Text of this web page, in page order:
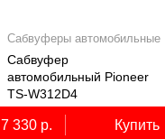
Сабвуферы автомобильные
Сабвуфер
автомобильный Pioneer
TS-W312D4
7 330 р. Купить